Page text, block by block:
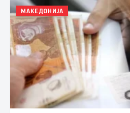
МАКЕДОНИЈА